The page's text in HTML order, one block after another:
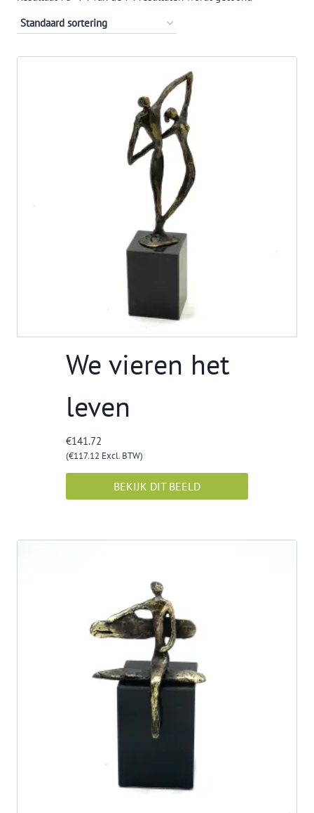
We vieren het
leven
€141.72
(€117.12 Excl. BTW)
BEKIJK DIT BEELD